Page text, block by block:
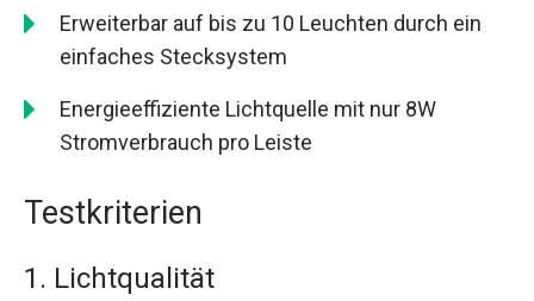
Erweiterbar auf bis zu 10 Leuchten durch ein
einfaches Stecksystem
Energieeffiziente Lichtquelle mit nur 8W
Stromverbrauch pro Leiste
Testkriterien
1. Lichtqualität